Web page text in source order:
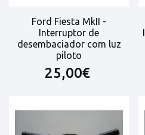
Ford Fiesta MkII -
Interruptor de
desembaciador com luz
piloto
25,00€